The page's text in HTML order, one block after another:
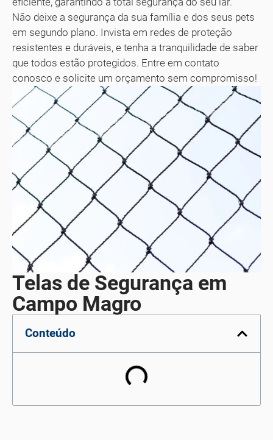
Não deixe a segurança da sua família e dos seus pets
em segundo plano. Invista em redes de proteção
resistentes e duráveis, e tenha a tranquilidade de saber
que todos estão protegidos. Entre em contato
conosco e solicite um orçamento sem compromisso!
Telas de Segurança em
Campo Magro
Conteúdo